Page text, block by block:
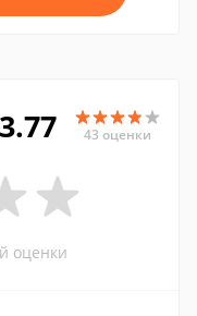
3.77 43 оценки
оценки